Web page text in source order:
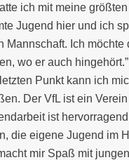
ich mit meine
Jugend hier und ich
Mannschaft. Ich möchte
wo er auch hingehört.”
Punkt kann ich
Der VfL ist ein
ist
die eigene Jugend im
mir Spaß mit